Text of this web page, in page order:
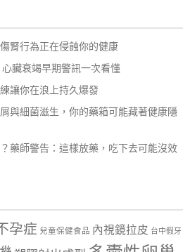
腎行為正在侵蝕你的健康
臟衰竭早期警訊一次看懂
讓你在浪上持久爆發
與細菌滋生，你的藥箱可能藏著健康隱
藥師警告：這樣放藥，吃下去可能沒效
孕症 兒童保健食品 內視鏡拉皮 台中假牙